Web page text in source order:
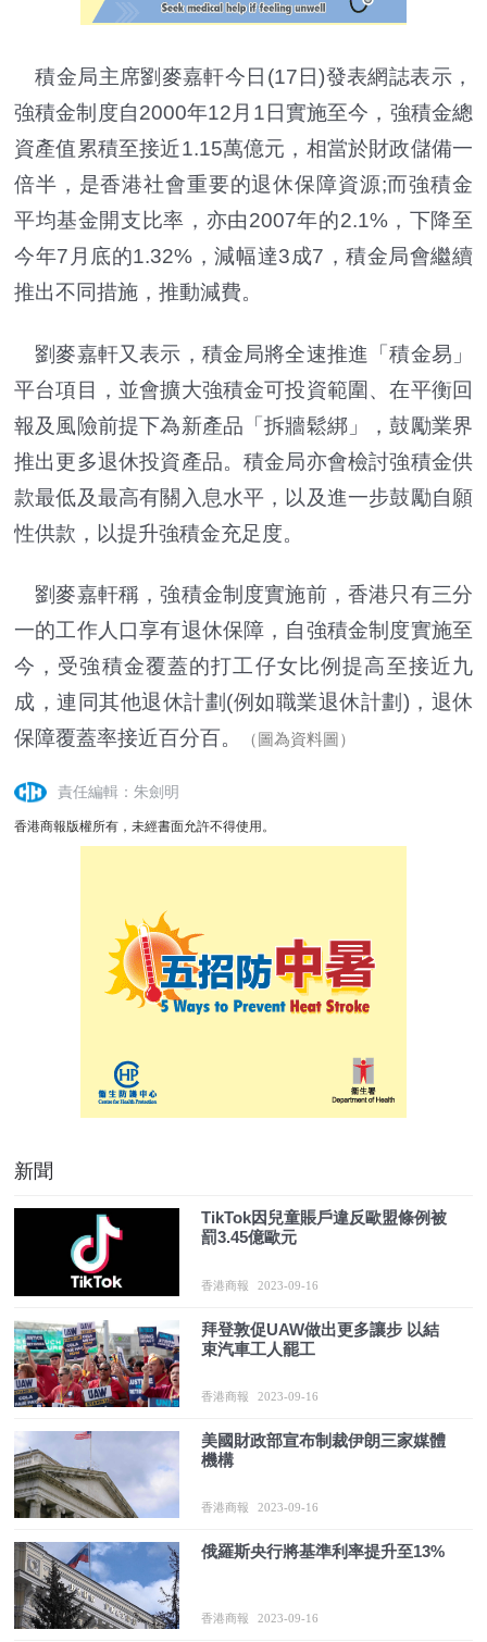
積金局主席劉麥嘉軒今日(17日)發表網誌表示，
強積金制度自2000年12月1日實施至今，強積金總
資產值累積至接近1.15萬億元，相當於財政儲備一
倍半，是香港社會重要的退休保障資源;而強積金
平均基金開支比率，亦由2007年的2.1%，下降至
今年7月底的1.32%，減幅達3成7，積金局會繼續
推出不同措施，推動減費。
劉麥嘉軒又表示，積金局將全速推進「積金易」
平台項目，並會擴大強積金可投資範圍、在平衡回
報及風險前提下為新產品「拆牆鬆綁」，鼓勵業界
推出更多退休投資產品。積金局亦會檢討強積金供
款最低及最高有關入息水平，以及進一步鼓勵自願
性供款，以提升強積金充足度。
劉麥嘉軒稱，強積金制度實施前，香港只有三分
一的工作人口享有退休保障，自強積金制度實施至
今，受強積金覆蓋的打工仔女比例提高至接近九
成，連同其他退休計劃(例如職業退休計劃)，退休
保障覆蓋率接近百分百。
（圖為資料圖）
責任編輯：朱劍明
香港商報版權所有，未經書面允許不得使用。
新聞
TikTok因兒童賬戶違反歐盟條例被
罰3.45億歐元
香港商報 2023-09-16
拜登敦促UAW做出更多讓步 以結
束汽車工人罷工
香港商報 2023-09-16
美國財政部宣布制裁伊朗三家媒體
機構
香港商報 2023-09-16
俄羅斯央行將基準利率提升至13%
香港商報 2023-09-16